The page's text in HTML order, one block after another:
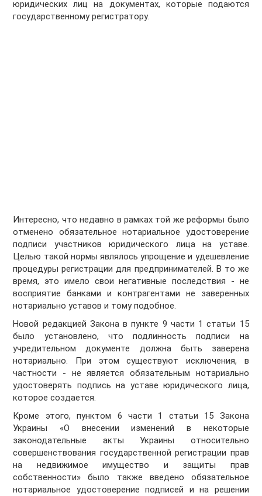
юридических лиц на документах, которые подаются
государственному регистратору.
Интересно, что недавно в рамках той же реформы было
отменено обязательное нотариальное удостоверение
подписи участников юридического лица на уставе.
Целью такой нормы являлось упрощение и удешевление
процедуры регистрации для предпринимателей. В то же
время, это имело свои негативные последствия - не
восприятие банками и контрагентами не заверенных
нотариально уставов и тому подобное.
Новой редакцией Закона в пункте 9 части 1 статьи 15
было установлено, что подлинность подписи на
учредительном документе должна быть заверена
нотариально. При этом существуют исключения, в
частности - не является обязательным нотариально
удостоверять подпись на уставе юридического лица,
которое создается.
Кроме этого, пунктом 6 части 1 статьи 15 Закона
Украины «О внесении изменений в некоторые
законодательные акты Украины относительно
совершенствования государственной регистрации прав
на недвижимое имущество и защиты прав
собственности» было также введено обязательное
нотариальное удостоверение подписей и на решении